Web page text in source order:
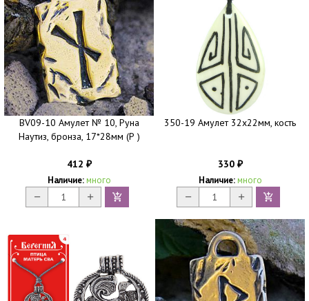
BV09-10 Амулет № 10, Руна
Наутиз, бронза, 17*28мм (Р )
412 ₽
Наличие: много
350-19 Амулет 32х22мм, кость
330 ₽
Наличие: много